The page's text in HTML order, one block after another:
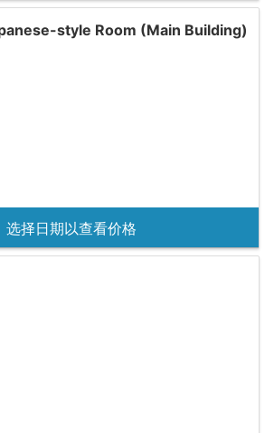
style Room (Main Building)
选择日期以查看价格